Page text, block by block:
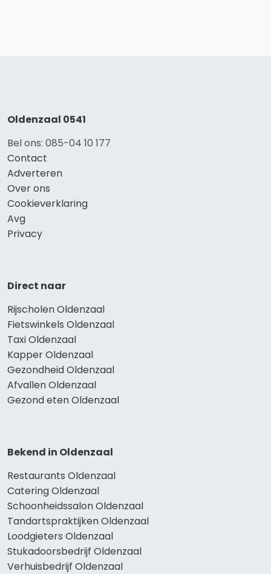
Oldenzaal 0541
Bel ons: 085-04 10 177
Contact
Adverteren
Over ons
Cookieverklaring
Avg
Privacy
Direct naar
Rijscholen Oldenzaal
Fietswinkels Oldenzaal
Taxi Oldenzaal
Kapper Oldenzaal
Gezondheid Oldenzaal
Afvallen Oldenzaal
Gezond eten Oldenzaal
Bekend in Oldenzaal
Restaurants Oldenzaal
Catering Oldenzaal
Schoonheidssalon Oldenzaal
Tandartspraktijken Oldenzaal
Loodgieters Oldenzaal
Stukadoorsbedrijf Oldenzaal
Verhuisbedrijf Oldenzaal